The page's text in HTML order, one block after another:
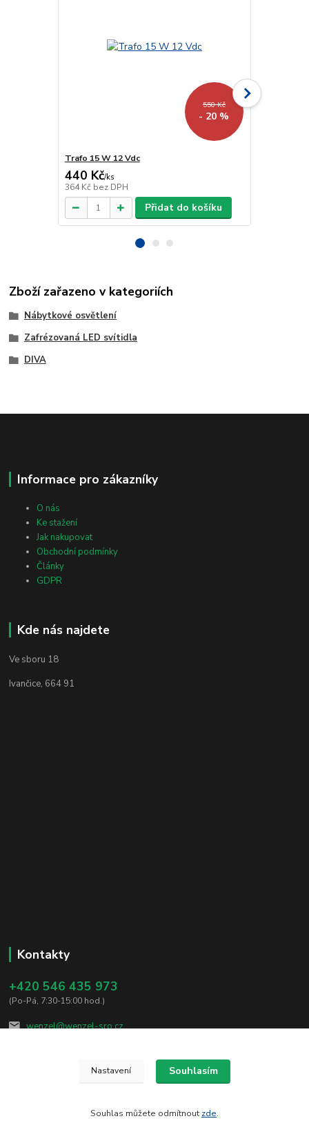
550 Kč
- 20 %
Trafo 15 W 12 Vdc
440 Kč/ks
364 Kč bez DPH
Přidat do košíku
Zboží zařazeno v kategoriích
Nábytkové osvětlení
Zafrézovaná LED svítidla
DIVA
Informace pro zákazníky
O nás
Ke stažení
Jak nakupovat
Obchodní podmínky
Články
GDPR
Kde nás najdete
Ve sboru 18
Ivančice, 664 91
Kontakty
+420 546 435 973
(Po-Pá, 7:30-15:00 hod.)
wenzel@wenzel-sro.cz
Nastavení Souhlasím
Souhlas můžete odmítnout zde.